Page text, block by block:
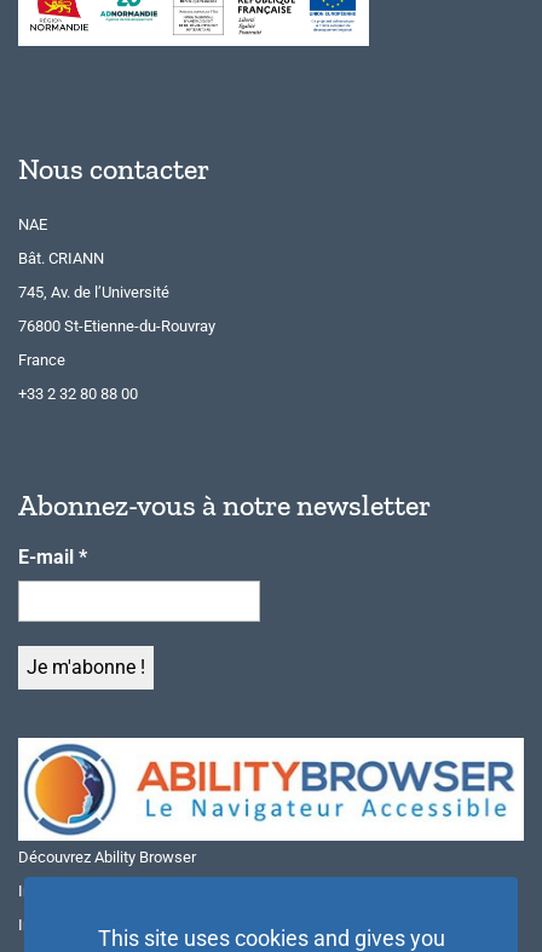
Nous contacter
NAE
Bât. CRIANN
745, Av. de l’Université
76800 St-Etienne-du-Rouvray
France
+33 2 32 80 88 00
Abonnez-vous à notre newsletter
E-mail *
Découvrez Ability Browser
Installer Ability Browser sur Windows
Installer Ability Browser sur Mac
This site uses cookies and gives you